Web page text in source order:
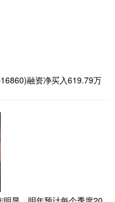
融资净买入619.79万